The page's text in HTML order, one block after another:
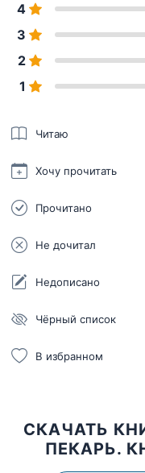
4
3
2
1
Читаю
Хочу прочитать
Прочитано
Не дочитал
Недописано
Чёрный список
В избранном
СКАЧАТЬ
ПЕКАРЬ.